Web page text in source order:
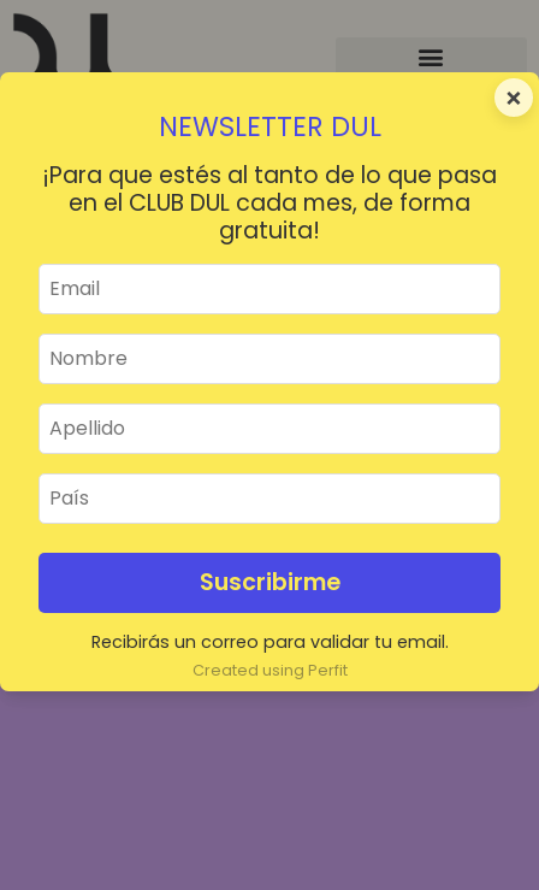
×
NEWSLETTER DUL
¡Para que estés al tanto de lo que pasa
en el CLUB DUL cada mes, de forma
gratuita!
Suscribirme
Recibirás un correo para validar tu email.
Created using Perfit